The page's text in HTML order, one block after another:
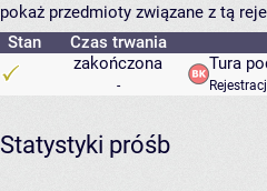
pokaż przedmioty związane z tą
Stan
Czas trwania
zakończona
-
Tura
Statystyki próśb